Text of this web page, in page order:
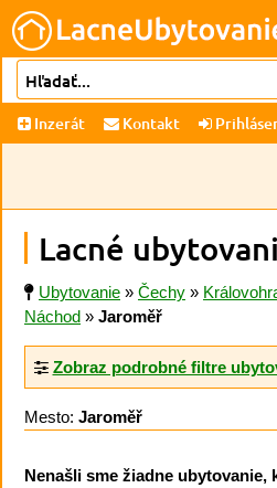
Inzerát Kontakt
Lacné
Ubytovanie » Čechy »
Náchod » Jaroměř
Zobraz podrobné filtre
Mesto: Jaroměř
Nenašli sme žiadne ubytovanie,